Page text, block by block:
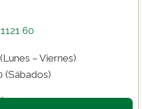
60
– Viernes)